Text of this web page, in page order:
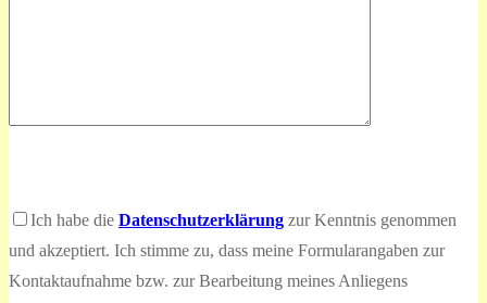
dieses
Feld
leer.
lasse
dieses
Feld
Ich habe die Datenschutzerklärung zur Kenntnis genommen
und akzeptiert. Ich stimme zu, dass meine Formularangaben zur
Kontaktaufnahme bzw. zur Bearbeitung meines Anliegens